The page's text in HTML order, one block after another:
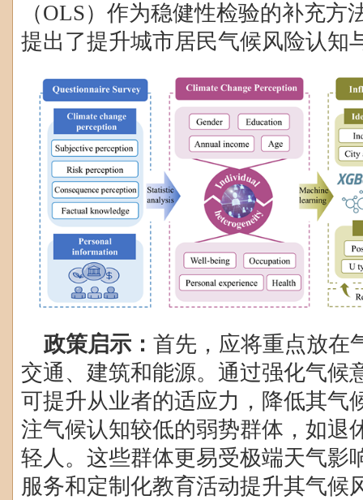
（OLS）作为稳健性检验的补充方
提出了提升城市居民气候风险认知
政策启示： 首先，应将重点放在
交通、建筑和能源。通过强化气候
可提升从业者的适应力，降低其气
注气候认知较低的弱势群体，如退
轻人。这些群体更易受极端天气影
服务和定制化教育活动提升其气候